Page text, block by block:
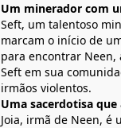
Um minerador com
Seft, um talentoso
marcam o início de
para encontrar Neen,
Seft em sua
irmãos violentos.
Uma sacerdotisa
Joia, irmã de Neen, é